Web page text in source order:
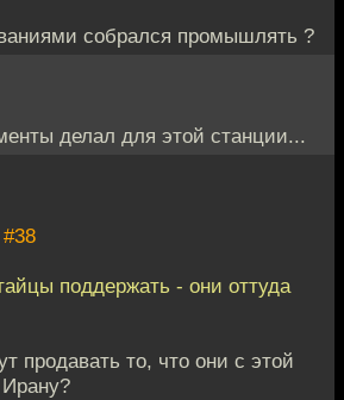
собрался промышлять ?
делал для этой станции...
#38
поддержать - они оттуда
продавать то, что они с этой